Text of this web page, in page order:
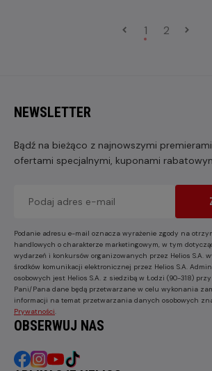
1 2
NEWSLETTER
Bądź na bieżąco z najnowszymi
ofertami specjalnymi, kuponami
Podanie adresu e-mail oznacza wyrażenie zgody na
handlowych o charakterze marketingowym, w tym
wydarzeń i konkursów organizowanych przez Helios S.A.
środków komunikacji elektronicznej przez Helios S.A.
osobowych jest Helios S.A. z siedzibą w Łodzi (90-318)
Pani/Pana dane będą przetwarzane w celu wykonania
informacji na temat przetwarzania danych osobowych
Prywatności.
OBSERWUJ NAS